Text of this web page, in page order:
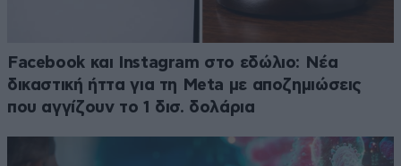
Facebook και Instagram στο εδώλιο: Νέα
δικαστική ήττα για τη Meta με αποζημιώσεις
που αγγίζουν το 1 δισ. δολάρια